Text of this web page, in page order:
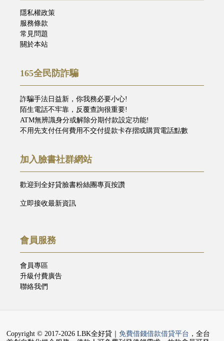
隱私權政策
服務條款
常見問題
關於本站
165全民防詐騙
詐騙手法日益新，你我務必要小心!
陌生電話不牢靠，反覆查詢很重要!
ATM無辨識身分或解除分期付款設定功能!
不用先支付任何費用不交付提款卡存摺或購買電話點數
加入臉書社群網站
歡迎到全好貸臉書粉絲團專頁按讚
立即接收最新資訊
會員服務
會員專區
升級付費廣告
聯絡我們
Copyright © 2017-2026 LBK全好貸｜ 免費借錢借款借貸平台 ，全台